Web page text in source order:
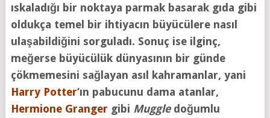
ıskaladığı bir noktaya parmak basarak gıda gibi
oldukça temel bir ihtiyacın büyücülere nasıl
ulaşabildiğini sorguladı. Sonuç ise ilginç,
meğerse büyücülük dünyasının bir günde
çökmemesini sağlayan asıl kahramanlar, yani
Harry Potter‘ın pabucunu dama atanlar,
Hermione Granger gibi Muggledoğumlu